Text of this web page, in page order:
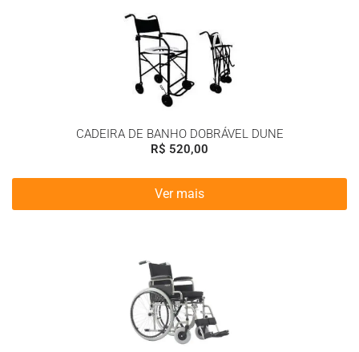
CADEIRA DE BANHO DOBRÁVEL DUNE
R$ 520,00
Ver mais